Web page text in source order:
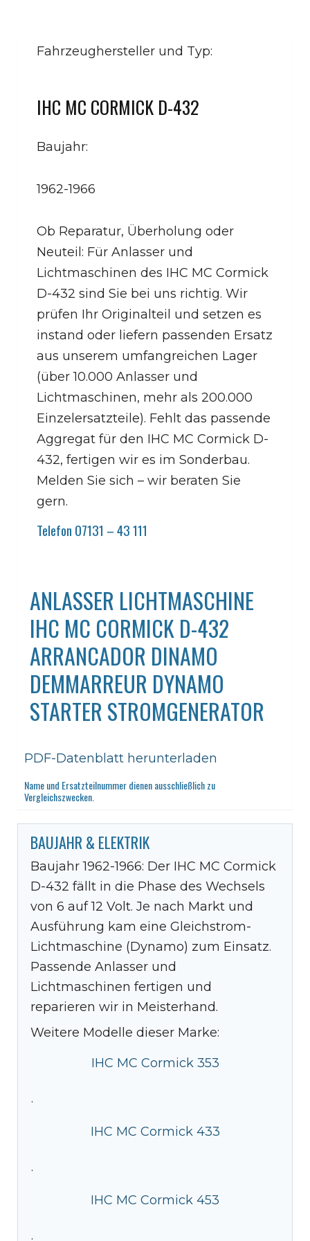
Fahrzeughersteller und Typ:
IHC MC CORMICK D-432
Baujahr:
1962-1966
Ob Reparatur, Überholung oder
Neuteil: Für Anlasser und
Lichtmaschinen des IHC MC Cormick
D-432 sind Sie bei uns richtig. Wir
prüfen Ihr Originalteil und setzen es
instand oder liefern passenden Ersatz
aus unserem umfangreichen Lager
(über 10.000 Anlasser und
Lichtmaschinen, mehr als 200.000
Einzelersatzteile). Fehlt das passende
Aggregat für den IHC MC Cormick D-
432, fertigen wir es im Sonderbau.
Melden Sie sich – wir beraten Sie
gern.
Telefon 07131 – 43 111
ANLASSER LICHTMASCHINE
IHC MC CORMICK D-432
ARRANCADOR DINAMO
DEMMARREUR DYNAMO
STARTER STROMGENERATOR
PDF-Datenblatt herunterladen
Name und Ersatzteilnummer dienen ausschließlich zu
Vergleichszwecken.
BAUJAHR & ELEKTRIK
Baujahr 1962-1966: Der IHC MC Cormick
D-432 fällt in die Phase des Wechsels
von 6 auf 12 Volt. Je nach Markt und
Ausführung kam eine Gleichstrom-
Lichtmaschine (Dynamo) zum Einsatz.
Passende Anlasser und
Lichtmaschinen fertigen und
reparieren wir in Meisterhand.
Weitere Modelle dieser Marke:
IHC MC Cormick 353
·
IHC MC Cormick 433
·
IHC MC Cormick 453
·